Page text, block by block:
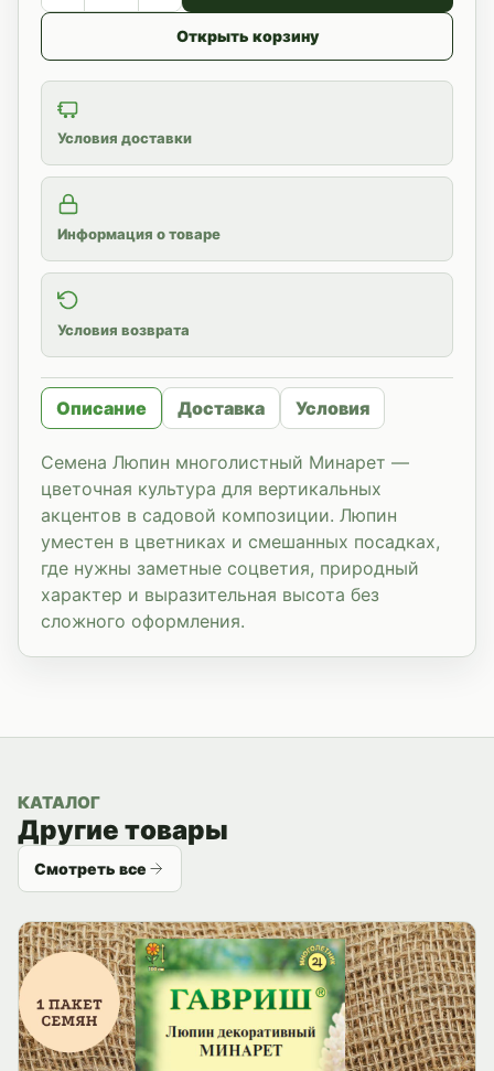
Открыть корзину
Условия доставки
Информация о товаре
Условия возврата
Описание Доставка Условия
Семена Люпин многолистный Минарет —
цветочная культура для вертикальных
акцентов в садовой композиции. Люпин
уместен в цветниках и смешанных посадках,
где нужны заметные соцветия, природный
характер и выразительная высота без
сложного оформления.
КАТАЛОГ
Другие товары
Смотреть все